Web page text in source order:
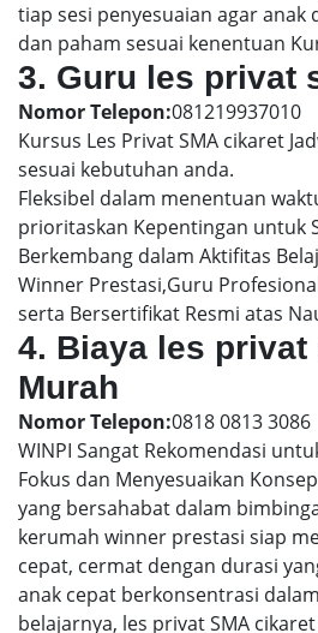
tiap sesi penyesuaian agar anak
dan paham sesuai kenentuan
3. Guru les privat
Nomor Telepon:081219937010
Kursus Les Privat SMA cikaret
sesuai kebutuhan anda.
Fleksibel dalam menentuan
prioritaskan Kepentingan untuk
Berkembang dalam Aktifitas
Winner Prestasi,Guru
serta Bersertifikat Resmi atas
4. Biaya les
Murah
Nomor Telepon:0818 0813 3086
WINPI Sangat Rekomendasi
Fokus dan Menyesuaikan
yang bersahabat dalam
kerumah winner prestasi siap
cepat, cermat dengan durasi
anak cepat berkonsentrasi
belajarnya, les privat SMA